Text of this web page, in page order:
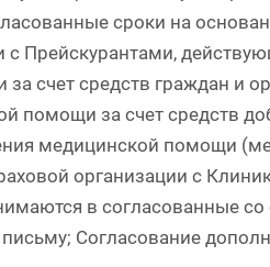
сроки на
с Прейскурантами,
счет средств граждан и
помощи за счет средств
медицинской помощи
организации с
в согласованные
Согласование